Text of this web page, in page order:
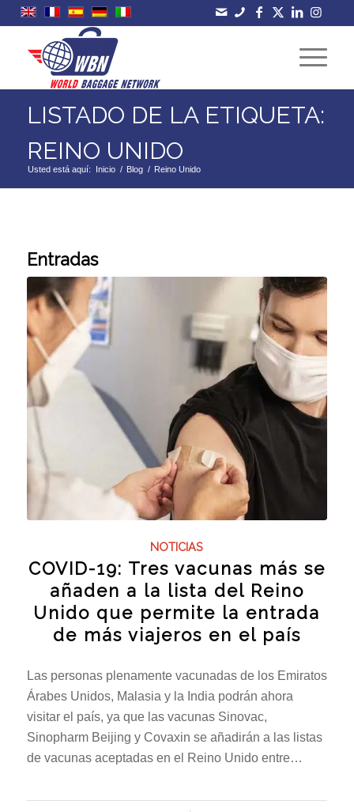
LISTADO DE LA ETIQUETA:
REINO UNIDO
Usted está aquí: Inicio / Blog / Reino Unido
Entradas
NOTICIAS
COVID-19: Tres vacunas más se
añaden a la lista del Reino
Unido que permite la entrada
de más viajeros en el país
Las personas plenamente vacunadas de los Emiratos
Árabes Unidos, Malasia y la India podrán ahora
visitar el país, ya que las vacunas Sinovac,
Sinopharm Beijing y Covaxin se añadirán a las listas
de vacunas aceptadas en el Reino Unido entre…